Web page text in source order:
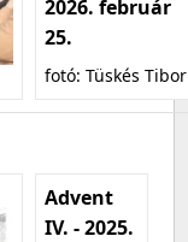
2026. február
25.
fotó: Tüskés Tibor
Advent
IV. - 2025.